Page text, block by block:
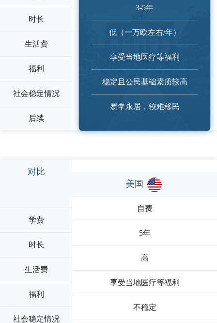
时长
生活费
福利
社会稳定情况
后续
3-5年
低（一万欧左右/年）
享受当地医疗等福利
稳定且公民基础素质较高
易拿永居，较难移民
对比
学费
时长
生活费
福利
社会稳定情况
美国
自费
5年
高
享受当地医疗等福利
不稳定